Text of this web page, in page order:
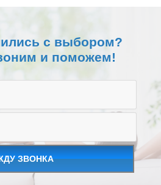
с выбором?
и поможем!
ЗВОНКА